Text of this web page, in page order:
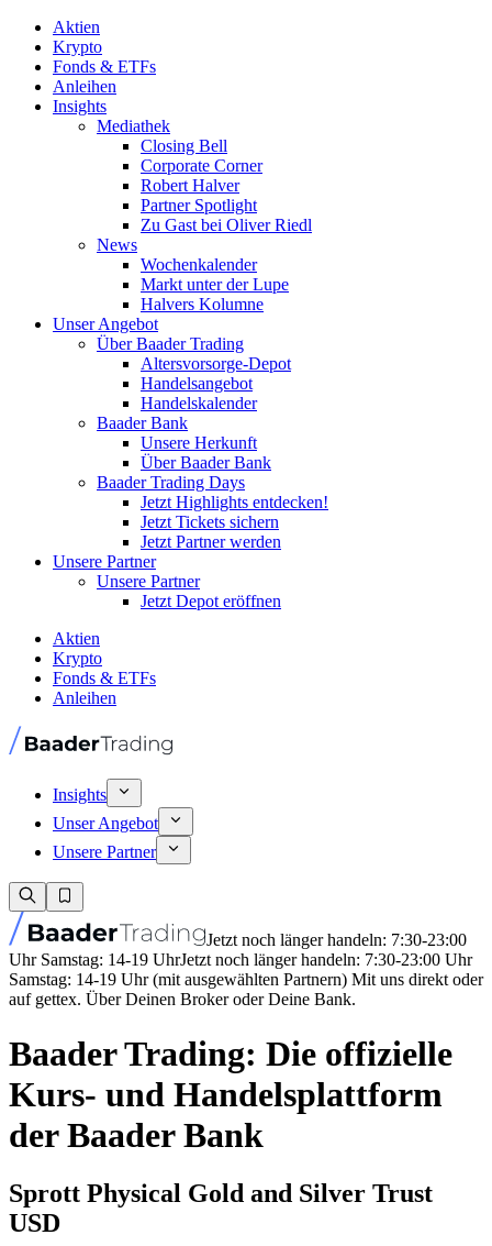
Aktien
Krypto
Fonds & ETFs
Anleihen
Insights
Mediathek
Closing Bell
Corporate Corner
Robert Halver
Partner Spotlight
Zu Gast bei Oliver Riedl
News
Wochenkalender
Markt unter der Lupe
Halvers Kolumne
Unser Angebot
Über Baader Trading
Altersvorsorge-Depot
Handelsangebot
Handelskalender
Baader Bank
Unsere Herkunft
Über Baader Bank
Baader Trading Days
Jetzt Highlights entdecken!
Jetzt Tickets sichern
Jetzt Partner werden
Unsere Partner
Unsere Partner
Jetzt Depot eröffnen
Aktien
Krypto
Fonds & ETFs
Anleihen
Insights
Unser Angebot
Unsere Partner
Jetzt noch länger handeln: 7:30-23:00
Uhr Samstag: 14-19 UhrJetzt noch länger handeln: 7:30-23:00 Uhr
Samstag: 14-19 Uhr (mit ausgewählten Partnern) Mit uns direkt oder
auf gettex. Über Deinen Broker oder Deine Bank.
Baader Trading: Die offizielle
Kurs- und Handelsplattform
der Baader Bank
Sprott Physical Gold and Silver Trust
USD